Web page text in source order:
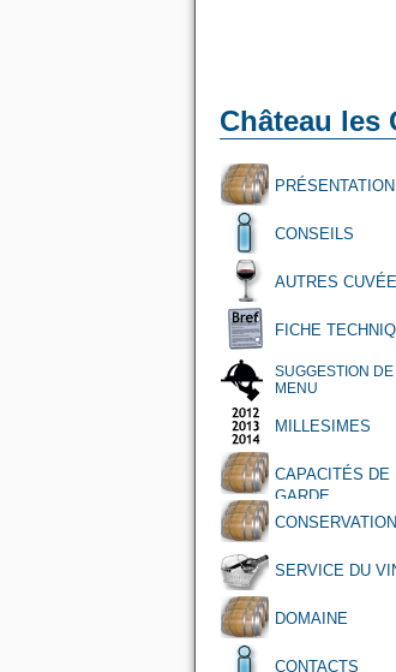
Château les
PRÉSENTATION
CONSEILS
AUTRES
FICHE
SUGGESTION DE
MENU
MILLESIMES
CAPACITÉS DE
GARDE
CONSERVATION
SERVICE DU
DOMAINE
CONTACTS